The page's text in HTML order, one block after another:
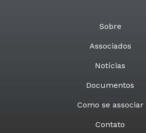
Sobre
Associados
Notícias
Documentos
Como se associar
Contato